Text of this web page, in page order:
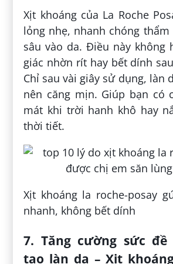
Xịt khoáng của La Roche
lỏng nhẹ, nhanh chóng
sâu vào da. Điều này không
giác nhờn rít hay bết dính
Chỉ sau vài giây sử dụng, làn
nên căng mịn. Giúp bạn có
mát khi trời hanh khô hay
thời tiết.
Xịt khoáng la roche-posay
nhanh, không bết dính
7. Tăng cường sức
tạo làn da – Xịt